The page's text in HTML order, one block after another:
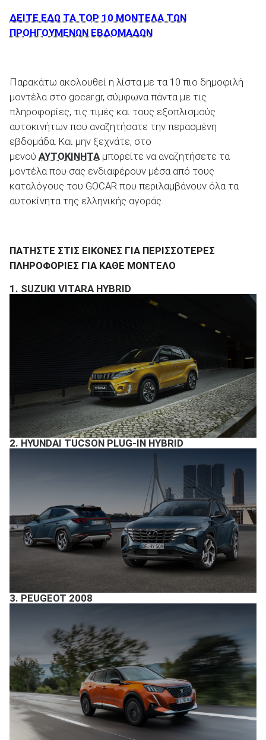
ΔΕΙΤΕ ΕΔΩ ΤΑ TOP 10 ΜΟΝΤΕΛΑ ΤΩΝ
ΠΡΟΗΓΟΥΜΕΝΩΝ ΕΒΔΟΜΑΔΩΝ
Παρακάτω ακολουθεί η λίστα με τα 10 πιο δημοφιλή
μοντέλα στο gocar.gr, σύμφωνα πάντα με τις
πληροφορίες, τις τιμές και τους εξοπλισμούς
αυτοκινήτων που αναζητήσατε την περασμένη
εβδομάδα. Και μην ξεχνάτε, στο
μενού ΑΥΤΟΚΙΝΗΤΑ μπορείτε να αναζητήσετε τα
μοντέλα που σας ενδιαφέρουν μέσα από τους
καταλόγους του GOCAR που περιλαμβάνουν όλα τα
αυτοκίνητα της ελληνικής αγοράς.
ΠΑΤΗΣΤΕ ΣΤΙΣ ΕΙΚΟΝΕΣ ΓΙΑ ΠΕΡΙΣΣΟΤΕΡΕΣ
ΠΛΗΡΟΦΟΡΙΕΣ ΓΙΑ ΚΑΘΕ ΜΟΝΤΕΛΟ
1. SUZUKI VITARA HYBRID
2. HYUNDAI TUCSON PLUG-IN HYBRID
3. PEUGEOT 2008